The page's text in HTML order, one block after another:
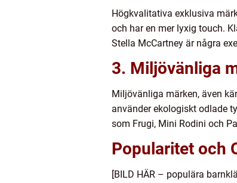
Högkvalitativa exklusiva
och har en mer lyxig touch.
Stella McCartney är några
3. Miljövänliga
Miljövänliga märken, även
använder ekologiskt odlade
som Frugi, Mini Rodini och
Popularitet och
[BILD HÄR – populära